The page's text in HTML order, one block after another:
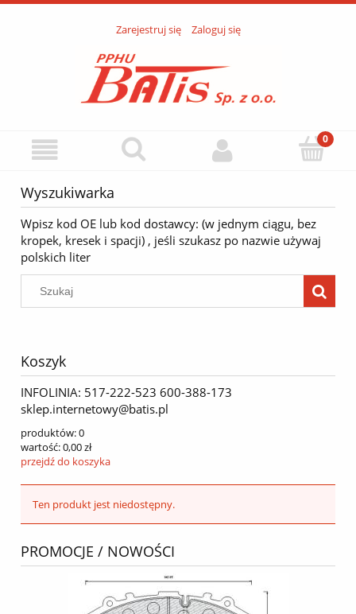
Zarejestruj się Zaloguj się
Wyszukiwarka
Wpisz kod OE lub kod dostawcy: (w jednym ciągu, bez
kropek, kresek i spacji) , jeśli szukasz po nazwie używaj
polskich liter
Koszyk
INFOLINIA: 517-222-523 600-388-173
sklep.internetowy@batis.pl
produktów:0
wartość:0,00 zł
przejdź do koszyka
Ten produkt jest niedostępny.
PROMOCJE / NOWOŚCI